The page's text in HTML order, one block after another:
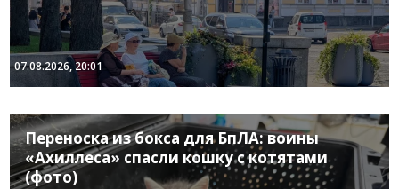
07.08.2026, 20:01
Переноска из бокса для БпЛА: воины
«Ахиллеса» спасли кошку с котятами
(фото)